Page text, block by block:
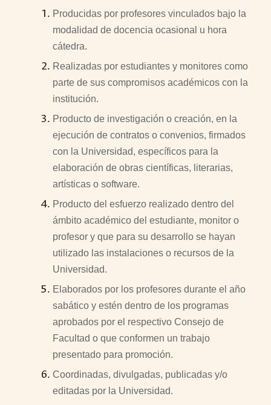
Producidas por profesores vinculados bajo la
modalidad de docencia ocasional u hora
cátedra.
Realizadas por estudiantes y monitores como
parte de sus compromisos académicos con la
institución.
Producto de investigación o creación, en la
ejecución de contratos o convenios, firmados
con la Universidad, específicos para la
elaboración de obras científicas, literarias,
artísticas o software.
Producto del esfuerzo realizado dentro del
ámbito académico del estudiante, monitor o
profesor y que para su desarrollo se hayan
utilizado las instalaciones o recursos de la
Universidad.
Elaborados por los profesores durante el año
sabático y estén dentro de los programas
aprobados por el respectivo Consejo de
Facultad o que conformen un trabajo
presentado para promoción.
Coordinadas, divulgadas, publicadas y/o
editadas por la Universidad.